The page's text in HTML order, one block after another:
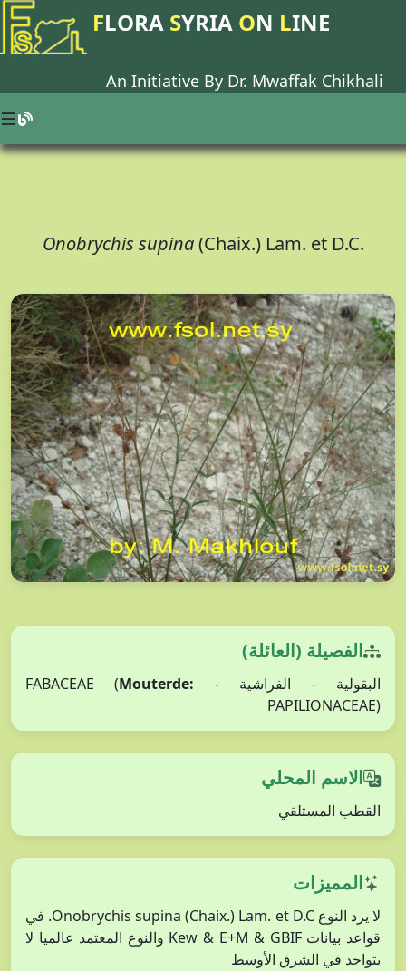
FLORA SYRIA ON LINE
An Initiative By Dr. Mwaffak Chikhali
Onobrychis supina(Chaix.) Lam. et D.C.
الفصيلة (العائلة)
البقولية - الفراشية - FABACEAE ( Mouterde:
PAPILIONACEAE)
الاسم المحلي
القطب المستلقي
المميزات
لا يرد النوع Onobrychis supina (Chaix.) Lam. et D.C. في
قواعد بيانات Kew & E+M & GBIF والنوع المعتمد عالميا لا
يتواجد في الشرق الأوسط